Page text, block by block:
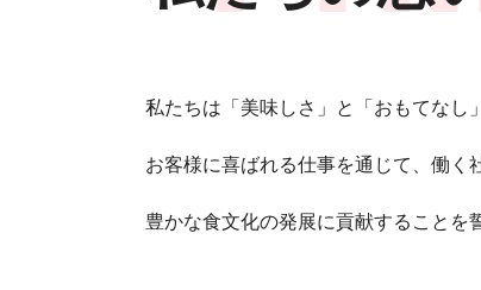
私たちは「美味しさ」と「おもてなし
お客様に喜ばれる仕事を通じて、働く
豊かな食文化の発展に貢献することを